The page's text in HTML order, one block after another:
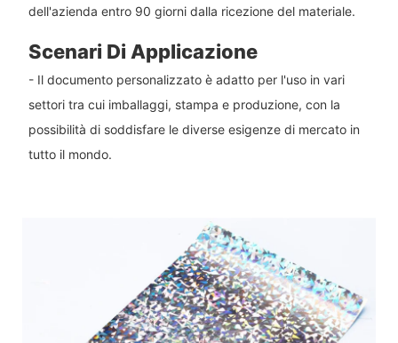
dell'azienda entro 90 giorni dalla ricezione del materiale.
Scenari Di Applicazione
- Il documento personalizzato è adatto per l'uso in vari
settori tra cui imballaggi, stampa e produzione, con la
possibilità di soddisfare le diverse esigenze di mercato in
tutto il mondo.